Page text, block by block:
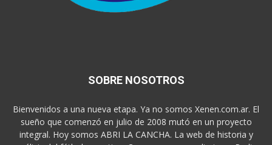
SOBRE NOSOTROS
Bienvenidos a una nueva etapa. Ya no somos Xenen.com.ar. El
sueño que comenzó en julio de 2008 mutó en un proyecto
integral. Hoy somos ABRI LA CANCHA. La web de historia y